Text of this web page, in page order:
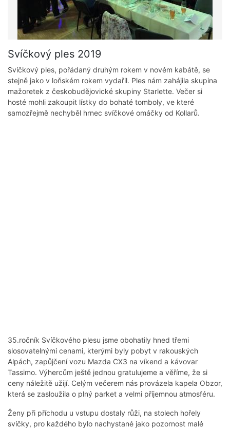
Svíčkový ples 2019
Svíčkový ples, pořádaný druhým rokem v novém kabátě, se
stejně jako v loňském rokem vydařil. Ples nám zahájila skupina
mažoretek z českobudějovické skupiny Starlette. Večer si
hosté mohli zakoupit lístky do bohaté tomboly, ve které
samozřejmě nechyběl hrnec svíčkové omáčky od Kollarů.
35.ročník Svíčkového plesu jsme obohatily hned třemi
slosovatelnými cenami, kterými byly pobyt v rakouských
Alpách, zapůjčení vozu Mazda CX3 na víkend a kávovar
Tassimo. Výhercům ještě jednou gratulujeme a věříme, že si
ceny náležitě užijí. Celým večerem nás provázela kapela Obzor,
která se zasloužila o plný parket a velmi příjemnou atmosféru.
Ženy při příchodu u vstupu dostaly růži, na stolech hořely
svíčky, pro každého bylo nachystané jako pozornost malé